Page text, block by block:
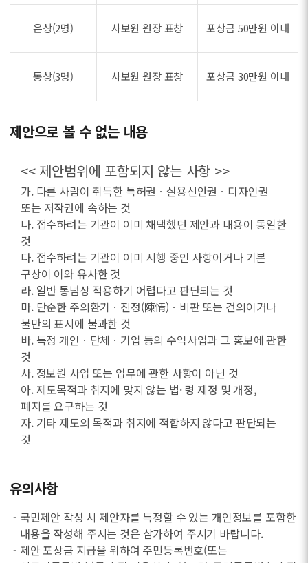
은상(2명) 사보원 원장 표창 포상금 50만원 이내
동상(3명) 사보원 원장 표창 포상금 30만원 이내
제안으로 볼 수 없는 내용
<< 제안범위에 포함되지 않는 사항 >>
가. 다른 사람이 취득한 특허권ㆍ실용신안권ㆍ디자인권
또는 저작권에 속하는 것
나. 접수하려는 기관이 이미 채택했던 제안과 내용이 동일한
것
다. 접수하려는 기관이 이미 시행 중인 사항이거나 기본
구상이 이와 유사한 것
라. 일반 통념상 적용하기 어렵다고 판단되는 것
마. 단순한 주의환기ㆍ진정(陳情)ㆍ비판 또는 건의이거나
불만의 표시에 불과한 것
바. 특정 개인ㆍ단체ㆍ기업 등의 수익사업과 그 홍보에 관한
것
사. 정보원 사업 또는 업무에 관한 사항이 아닌 것
아. 제도목적과 취지에 맞지 않는 법· 령 제정 및 개정,
폐지를 요구하는 것
자. 기타 제도의 목적과 취지에 적합하지 않다고 판단되는
것
유의사항
- 국민제안 작성 시 제안자를 특정할 수 있는 개인정보를 포함한
내용을 작성해 주시는 것은 삼가하여 주시기 바랍니다.
- 제안 포상금 지급을 위하여 주민등록번호(또는